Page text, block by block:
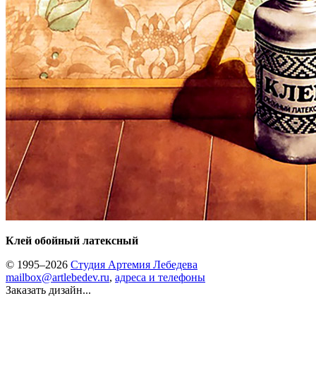
Клей обойный латексный
© 1995–2026 Студия Артемия Лебедева
mailbox@artlebedev.ru, адреса и телефоны
Заказать дизайн...